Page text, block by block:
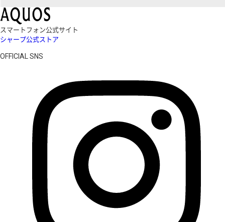
スマートフォン公式サイト
シャープ公式ストア
OFFICIAL SNS